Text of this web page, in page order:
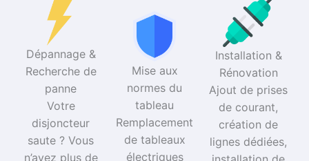
Dépannage &
Recherche de
panne​
Votre
disjoncteur
saute ? Vous
n’avez plus de
Mise aux
normes du
tableau​
Remplacement
de tableaux
électriques
Installation &
Rénovation​
Ajout de prises
de courant,
création de
lignes dédiées,